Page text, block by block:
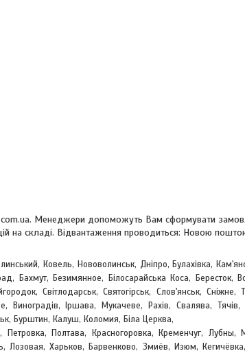
Менеджери допоможуть Вам сформувати
на складі. Відвантаження проводиться: Новою
Ковель, Нововолинськ, Дніпро, Булахівка,
Бахмут, Безимянное, Білосарайська Коса, Бересток,
Світлодарськ, Святогірськ, Слов'янськ, Сніжне,
Виноградів, Іршава, Мукачеве, Рахів, Свалява, Тячів,
Бурштин, Калуш, Коломия, Біла Церква,
Полтава, Красногоровка, Кременчуг, Лубны,
Лозовая, Харьков, Барвенково, Змиёв, Изюм,